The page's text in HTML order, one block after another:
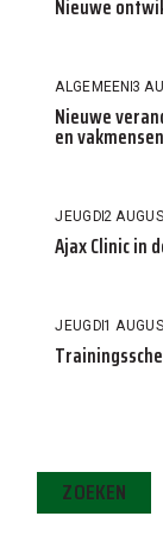
Nieuwe
ALGEMEEN3
Nieuwe
en
JEUGD2
Ajax Clinic in
JEUGD1
ZOEKEN